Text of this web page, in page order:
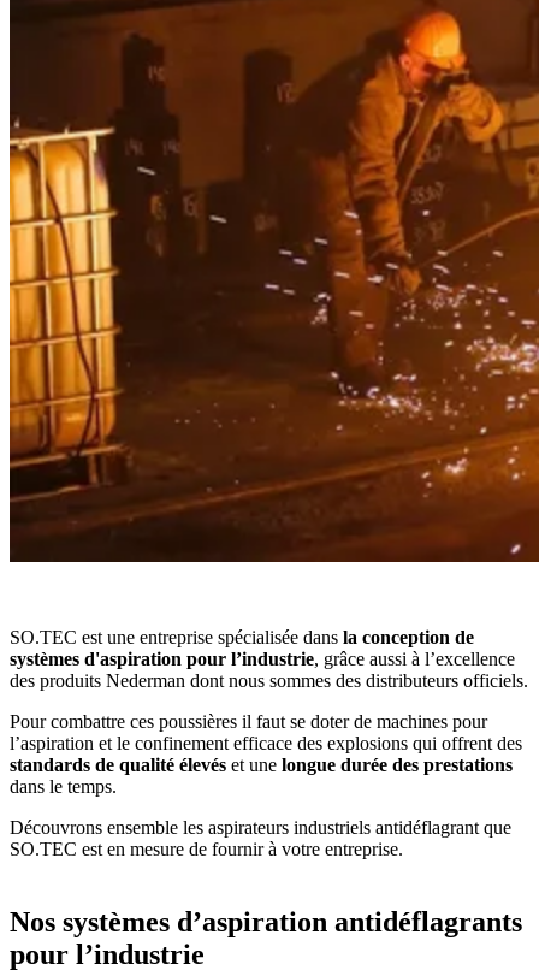
SO.TEC est une entreprise spécialisée dans la conception de
systèmes d'aspiration pour l’industrie, grâce aussi à l’excellence
des produits Nederman dont nous sommes des distributeurs officiels.
Pour combattre ces poussières il faut se doter de machines pour
l’aspiration et le confinement efficace des explosions qui offrent des
standards de qualité élevés et une longue durée des prestations
dans le temps.
Découvrons ensemble les aspirateurs industriels antidéflagrant que
SO.TEC est en mesure de fournir à votre entreprise.
Nos systèmes d’aspiration antidéflagrants
pour l’industrie